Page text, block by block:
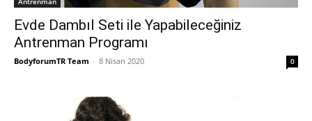
Evde Dambıl Seti ile Yapabileceğiniz
Antrenman Programı
BodyforumTR Team - 8 Nisan 2020 0